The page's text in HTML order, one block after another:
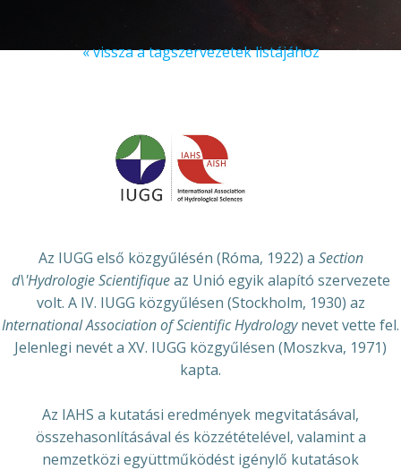
« vissza a tagszervezetek listájához
Az IUGG első közgyűlésén (Róma, 1922) a Section
d\'Hydrologie Scientifiqueaz Unió egyik alapító szervezete
volt. A IV. IUGG közgyűlésen (Stockholm, 1930) az
International Association of Scientific Hydrologynevet vette fel.
Jelenlegi nevét a XV. IUGG közgyűlésen (Moszkva, 1971)
kapta.
Az IAHS a kutatási eredmények megvitatásával,
összehasonlításával és közzétételével, valamint a
nemzetközi együttműködést igénylő kutatások